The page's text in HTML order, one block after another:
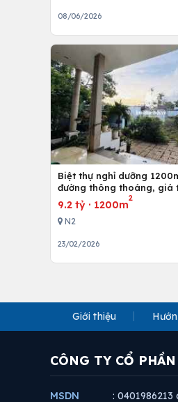
08/06/2026
Biệt thự nghỉ dưỡng
đường thông thoáng, giá
9.2 tỷ · 1200m
2
N2
23/02/2026
Giới thiệu
CÔNG TY CỔ
MSDN :